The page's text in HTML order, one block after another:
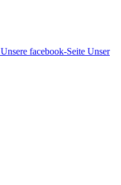
Unsere facebook-Seite Unser